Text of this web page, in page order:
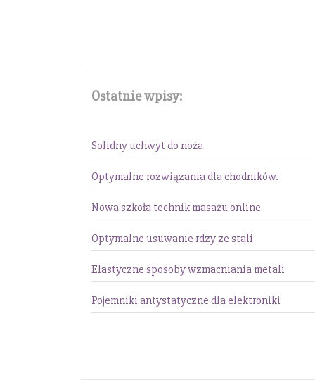
Ostatnie wpisy:
Solidny uchwyt do noża
Optymalne rozwiązania dla chodników.
Nowa szkoła technik masażu online
Optymalne usuwanie rdzy ze stali
Elastyczne sposoby wzmacniania metali
Pojemniki antystatyczne dla elektroniki